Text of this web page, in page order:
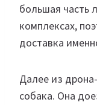
большая часть
комплексах,
доставка
Далее из
собака. Она